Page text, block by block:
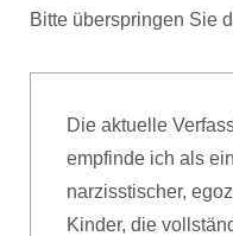
Bitte überspringen Sie
Die aktuelle
empfinde ich als
narzisstischer,
Kinder, die